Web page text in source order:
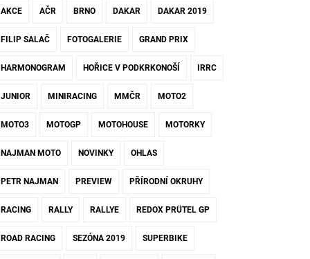
AKCE AČR BRNO DAKAR DAKAR 2019
FILIP SALAČ FOTOGALERIE GRAND PRIX
HARMONOGRAM HOŘICE V PODKRKONOŠÍ IRRC
JUNIOR MINIRACING MMČR MOTO2
MOTO3 MOTOGP MOTOHOUSE MOTORKY
NAJMAN MOTO NOVINKY OHLAS
PETR NAJMAN PREVIEW PŘÍRODNÍ OKRUHY
RACING RALLY RALLYE REDOX PRÜTEL GP
ROAD RACING SEZÓNA 2019 SUPERBIKE